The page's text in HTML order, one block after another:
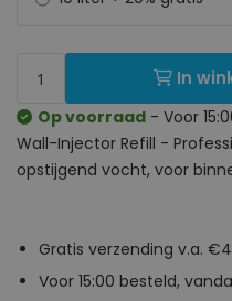
Op voorraad - Voor
Wall-Injector Refill -
opstijgend vocht, voor
In
Gratis verzending v.a.
Voor 15:00 besteld,